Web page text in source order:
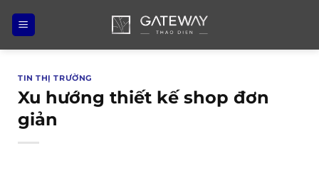
qua
nội
TIN THỊ TRƯỜNG
Xu hướng thiết kế shop đơn
giản